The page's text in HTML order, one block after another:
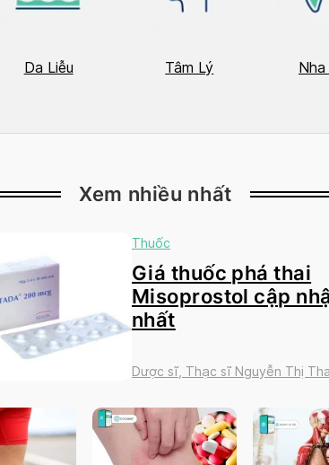
Da Liễu Tâm Lý
Xem nhiều nhất
Thuốc
Giá thuốc phá thai
Misoprostol cập
nhất
Dược sĩ, Thạc sĩ Nguyễn Thị